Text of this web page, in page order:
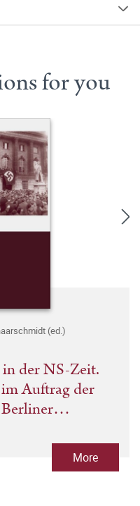
for you
(ed.)
der NS-Zeit.
Auftrag der
More